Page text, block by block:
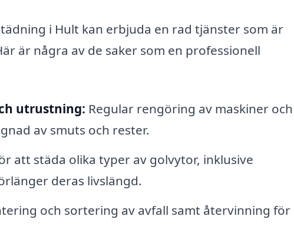
i Hult kan erbjuda en rad tjänster som är
är några av de saker som en professionell
utrustning: Regular rengöring av maskiner och
av smuts och rester.
att städa olika typer av golvytor, inklusive
deras livslängd.
och sortering av avfall samt återvinning för